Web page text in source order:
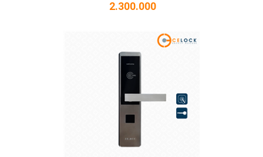
2.300.000